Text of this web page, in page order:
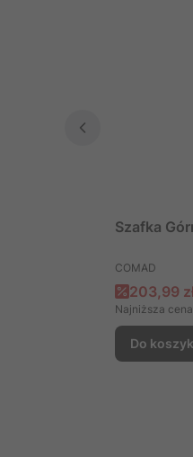
Szafka
PRODUCENT
COMAD
Cena
203,99
Najniższa
Do